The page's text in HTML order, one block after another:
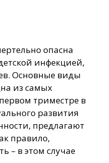
опасна
инфекцией,
Основные виды
самых
триместре в
развития
предлагают
правило,
– в этом случае